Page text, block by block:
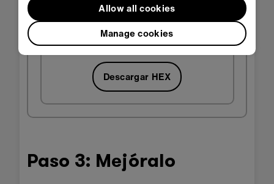
Abrir en
Classroom
Ejecutar
en
MakeCode
Descargar HEX
Paso 3: Mejóralo
Manage cookies
Allow all cookies